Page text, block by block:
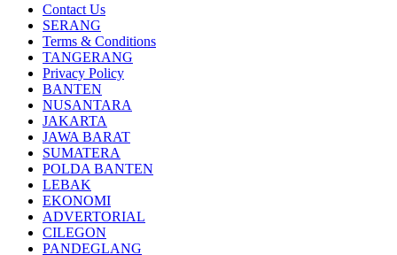
Contact Us
SERANG
Terms & Conditions
TANGERANG
Privacy Policy
BANTEN
NUSANTARA
JAKARTA
JAWA BARAT
SUMATERA
POLDA BANTEN
LEBAK
EKONOMI
ADVERTORIAL
CILEGON
PANDEGLANG